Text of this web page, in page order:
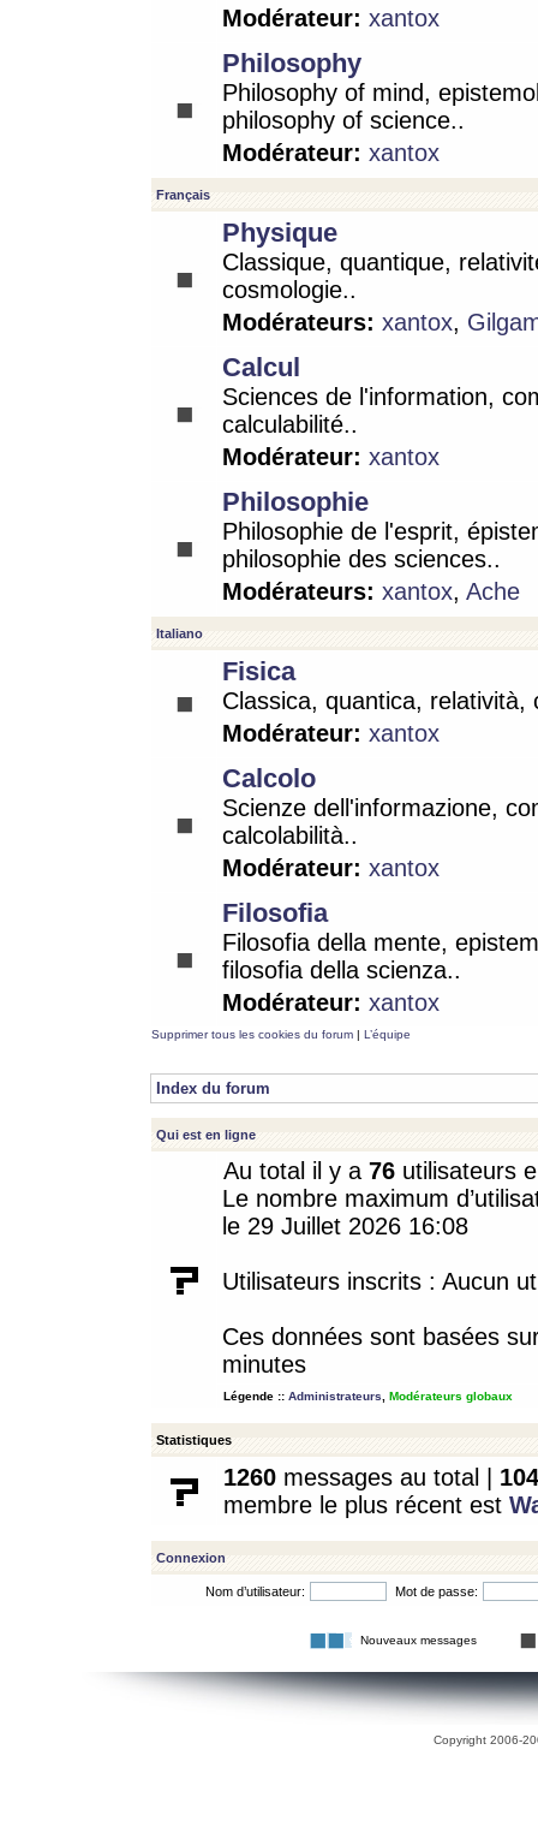
Modérateur: xantox
Philosophy
Philosophy of mind,
philosophy of science..
Modérateur: xantox
Français
Physique
Classique, quantique,
cosmologie..
Modérateurs: xantox,
Calcul
Sciences de l'information,
calculabilité..
Modérateur: xantox
Philosophie
Philosophie de l'esprit,
philosophie des sciences..
Modérateurs: xantox, Ache
Italiano
Fisica
Classica, quantica, relatività,
Modérateur: xantox
Calcolo
Scienze dell'informazione,
calcolabilità..
Modérateur: xantox
Filosofia
Filosofia della mente,
filosofia della scienza..
Modérateur: xantox
Supprimer tous les cookies du forum | L’équipe
Index du forum
Qui est en ligne
Au total il y a 76 utilisateurs
Le nombre maximum
le 29 Juillet 2026 16:08
Utilisateurs inscrits : Aucun
Ces données sont basées
minutes
Légende :: Administrateurs Modérateurs globaux
Statistiques
1260 messages au total | 104
membre le plus récent est
Connexion
Nom d’utilisateur: Mot de passe:
Nouveaux messages
Copyright 2006-